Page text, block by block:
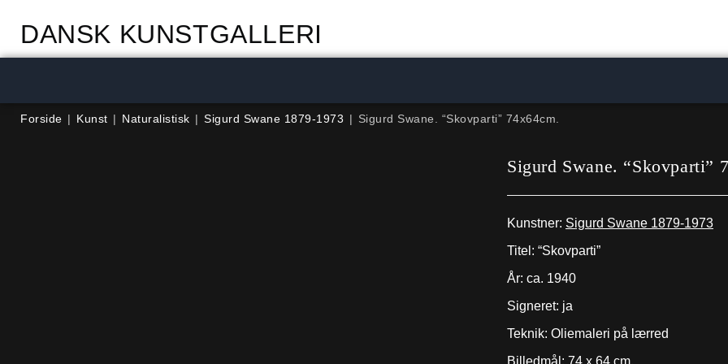
DANSK KUNSTGALLERI
Forside | Kunst | Naturalistisk | Sigurd Swane 1879-1973 | Sigurd Swane. “Skovparti” 74x64cm.
Sigurd Swane. “Skovparti”
Kunstner: Sigurd Swane 1879-1973
Titel: “Skovparti”
År: ca. 1940
Signeret: ja
Teknik: Oliemaleri på lærred
Billedmål: 74 x 64 cm.